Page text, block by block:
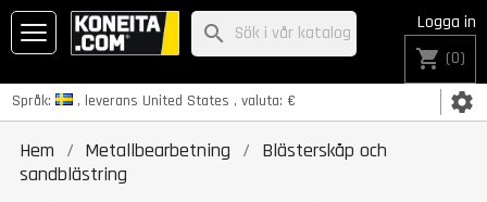
Språk: , leverans United States , valuta: € settings
Logga in
shopping_cart (0)
search
Hem Metallbearbetning
Blästerskåp och
sandblästring